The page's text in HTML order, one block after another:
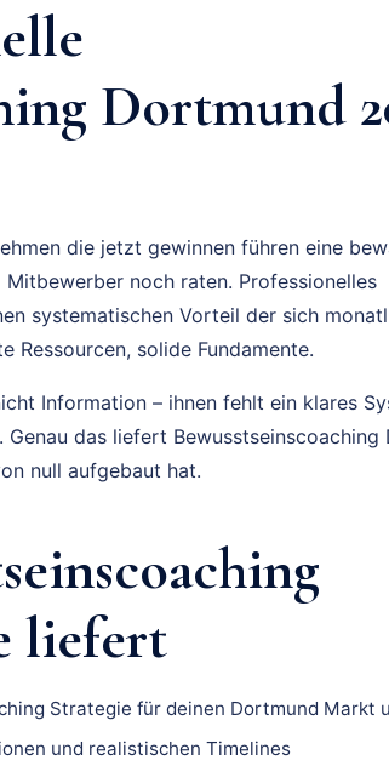
Dortmund
die jetzt gewinnen führen eine
noch raten. Professionelles
systematischen Vorteil der sich
Ressourcen, solide Fundamente.
Information – ihnen fehlt ein klares
das liefert
null aufgebaut hat.
liefert
Strategie für deinen Dortmund Markt
und realistischen Timelines